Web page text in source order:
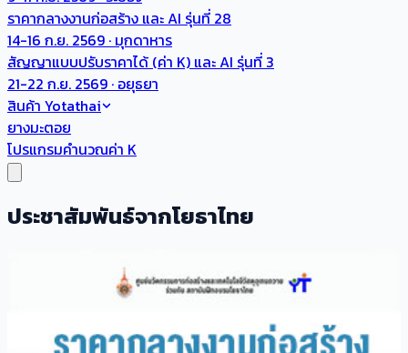
ราคากลางงานก่อสร้าง และ AI รุ่นที่ 28
14-16 ก.ย. 2569 · มุกดาหาร
สัญญาแบบปรับราคาได้ (ค่า K) และ AI รุ่นที่ 3
21-22 ก.ย. 2569 · อยุธยา
สินค้า Yotathai
ยางมะตอย
โปรแกรมคำนวณค่า K
ประชาสัมพันธ์จากโยธาไทย